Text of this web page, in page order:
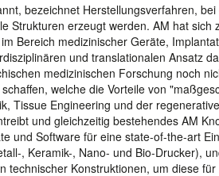
bezeichnet Herstellungsverfahren,
Strukturen erzeugt werden. AM hat sich
Bereich medizinischer Geräte,
und translationalen Ansatz
medizinischen Forschung noch
welche die Vorteile von
Tissue Engineering und der
und gleichzeitig bestehendes AM
und Software für eine state-of-the-art
, Keramik-, Nano- und Bio-Drucker),
Konstruktionen, um diese